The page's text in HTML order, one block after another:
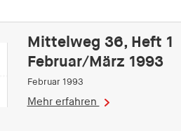
Mittelweg 36, Heft 1
Februar/März 1993
Februar 1993
Mehr erfahren